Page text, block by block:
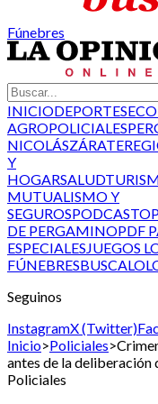
Fúnebres
INICIODEPORTES
AGROPOLICIALES
NICOLÁSZÁRATE
Y
HOGARSALUD
MUTUALISMO Y
SEGUROSPODCAST
DE PERGAMINOPDF
ESPECIALESJUEGOS
FÚNEBRESBUSCALO
Seguinos
InstagramX (Twitter)
Inicio>Policiales>
antes de la deliberación
Policiales